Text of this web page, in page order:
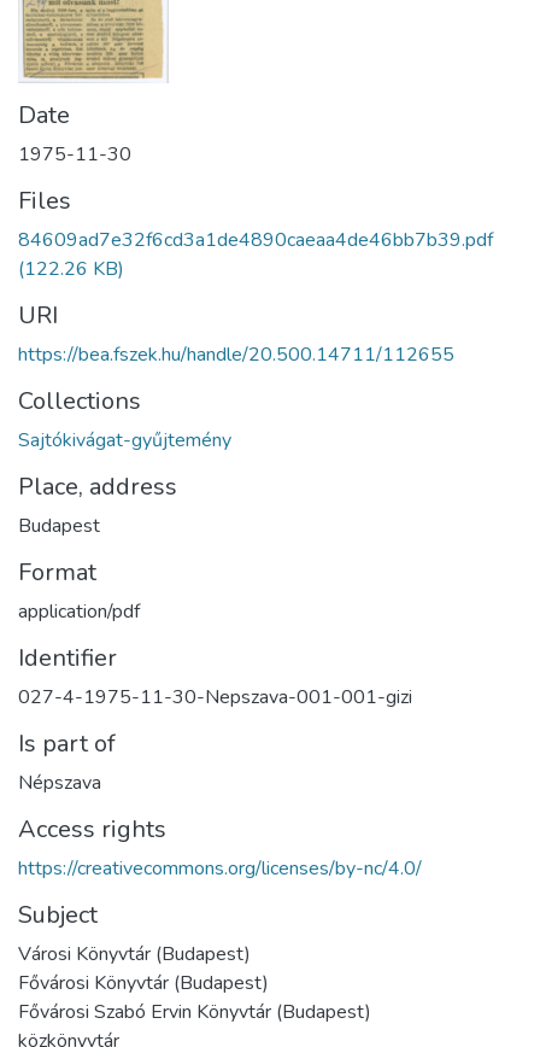
Date
1975-11-30
Files
84609ad7e32f6cd3a1de4890caeaa4de46bb7b39.pdf
(122.26 KB)
URI
https://bea.fszek.hu/handle/20.500.14711/112655
Collections
Sajtókivágat-gyűjtemény
Place, address
Budapest
Format
application/pdf
Identifier
027-4-1975-11-30-Nepszava-001-001-gizi
Is part of
Népszava
Access rights
https://creativecommons.org/licenses/by-nc/4.0/
Subject
Városi Könyvtár (Budapest)
Fővárosi Könyvtár (Budapest)
Fővárosi Szabó Ervin Könyvtár (Budapest)
közkönyvtár